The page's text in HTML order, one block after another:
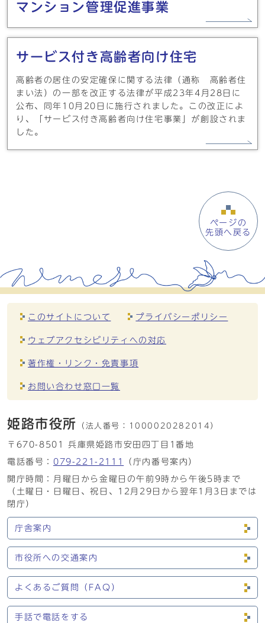
マンション管理促進事業
サービス付き高齢者向け住宅
高齢者の居住の安定確保に関する法律（通称 高齢者住
まい法）の一部を改正する法律が平成23年4月28日に
公布、同年10月20日に施行されました。この改正によ
り、「サービス付き高齢者向け住宅事業」が創設されま
した。
ページの
先頭へ戻る
このサイトについて プライバシーポリシー
ウェブアクセシビリティへの対応
著作権・リンク・免責事項
お問い合わせ窓口一覧
姫路市役所 （法人番号： 1000020282014）
〒670-8501 兵庫県姫路市安田四丁目1番地
電話番号： 079-221-2111
（庁内番号案内）
開庁時間：月曜日から金曜日の午前9時から午後5時まで
（土曜日・日曜日、祝日、12月29日から翌年1月3日までは
閉庁）
庁舎案内
市役所への交通案内
よくあるご質問（FAQ）
手話で電話をする